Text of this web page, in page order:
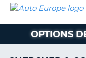
LOCATION
VOITURE
CAMPING-
CAR
AUTO
EUROPE
LOCATION
VOITURE
CAMPING-
CAR
OPTIONS